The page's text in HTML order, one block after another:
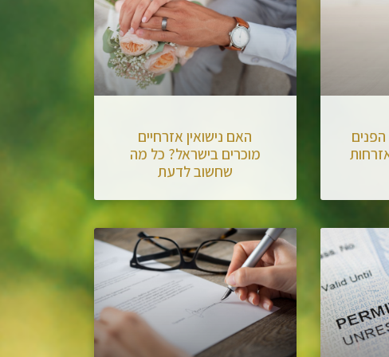
האם נישואין אזרחיים
מוכרים בישראל? כל מה
שחשוב לדעת